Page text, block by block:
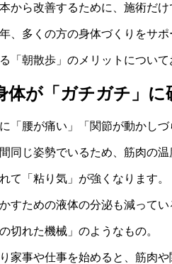
から改善するために、施術だ
、多くの方の身体づくりをサポ
「朝散歩」のメリットについて
体が「ガチガチ」に
「腰が痛い」「関節が動かし
同じ姿勢でいるため、筋肉の温
て「粘り気」が強くなります。
すための液体の分泌も減ってい
切れた機械」のようなもの。
家事や仕事を始めると、筋肉や